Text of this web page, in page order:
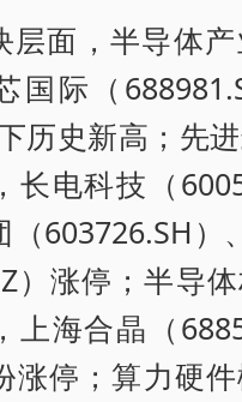
层面，半导体
国际（
历史新高；先
长电科技（
（603726.SH）
）涨停；半导
上海合晶（
涨停；算力硬